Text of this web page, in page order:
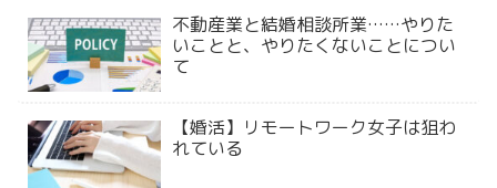
不動産業と結婚相談所業……やりた
いことと、やりたくないことについ
て
【婚活】リモートワーク女子は狙わ
れている